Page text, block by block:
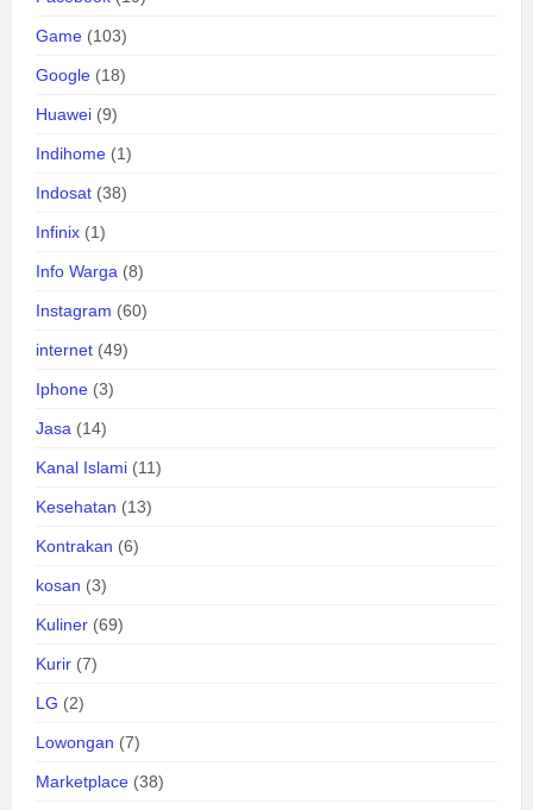
Game (103)
Google (18)
Huawei (9)
Indihome (1)
Indosat (38)
Infinix (1)
Info Warga (8)
Instagram (60)
internet (49)
Iphone (3)
Jasa (14)
Kanal Islami (11)
Kesehatan (13)
Kontrakan (6)
kosan (3)
Kuliner (69)
Kurir (7)
LG (2)
Lowongan (7)
Marketplace (38)